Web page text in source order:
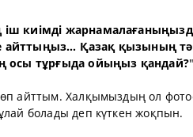
киімді
Қазақ қызының
осы тұрғыда ойыңыз қандай?
айттым. Халқымыздың ол
болады деп күткен жоқпын.